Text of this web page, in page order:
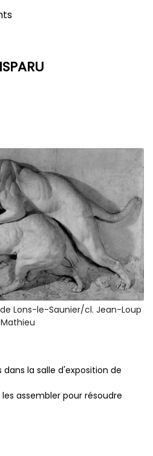
Lons-le-Saunier/cl. Jean-Loup
Mathieu
la salle d'exposition de
assembler pour résoudre